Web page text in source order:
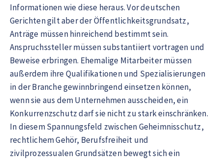
Informationen wie diese heraus. Vor deutschen
Gerichten gilt aber der Öffentlichkeitsgrundsatz,
Anträge müssen hinreichend bestimmt sein.
Anspruchssteller müssen substantiiert vortragen und
Beweise erbringen. Ehemalige Mitarbeiter müssen
außerdem ihre Qualifikationen und Spezialisierungen
in der Branche gewinnbringend einsetzen können,
wenn sie aus dem Unternehmen ausscheiden, ein
Konkurrenzschutz darf sie nicht zu stark einschränken.
In diesem Spannungsfeld zwischen Geheimnisschutz,
rechtlichem Gehör, Berufsfreiheit und
zivilprozessualen Grundsätzen bewegt sich ein